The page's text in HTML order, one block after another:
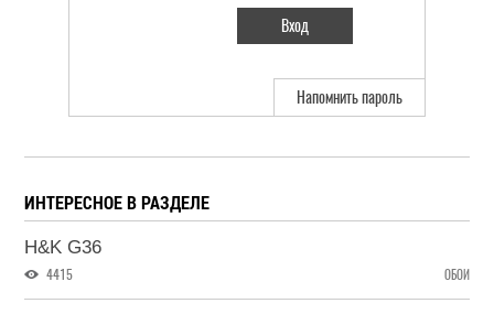
Напомнить пароль
ИНТЕРЕСНОЕ В РАЗДЕЛЕ
H&K G36
4415 ОБОИ